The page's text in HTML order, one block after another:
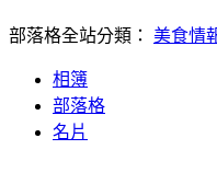
部落格全站分類： 美食情
相簿
部落格
名片